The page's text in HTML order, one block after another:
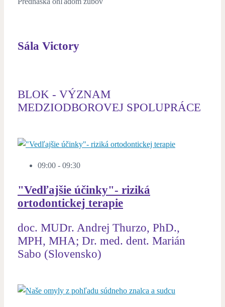
Sála Victory
BLOK - VÝZNAM
MEDZIODBOROVEJ SPOLUPRÁCE
09:00 - 09:30
"Vedľajšie účinky"- riziká
ortodontickej terapie
doc. MUDr. Andrej Thurzo, PhD.,
MPH, MHA; Dr. med. dent. Marián
Sabo (Slovensko)